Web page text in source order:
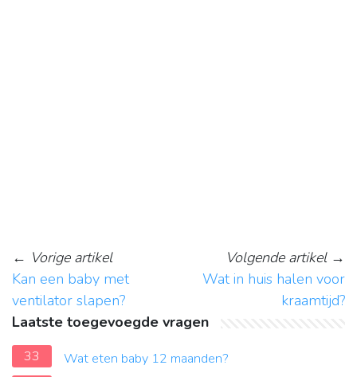
← Vorige artikel
Kan een baby met
ventilator slapen?
Volgende artikel→
Wat in huis halen voor
kraamtijd?
Laatste toegevoegde vragen
33
Wat eten baby 12 maanden?